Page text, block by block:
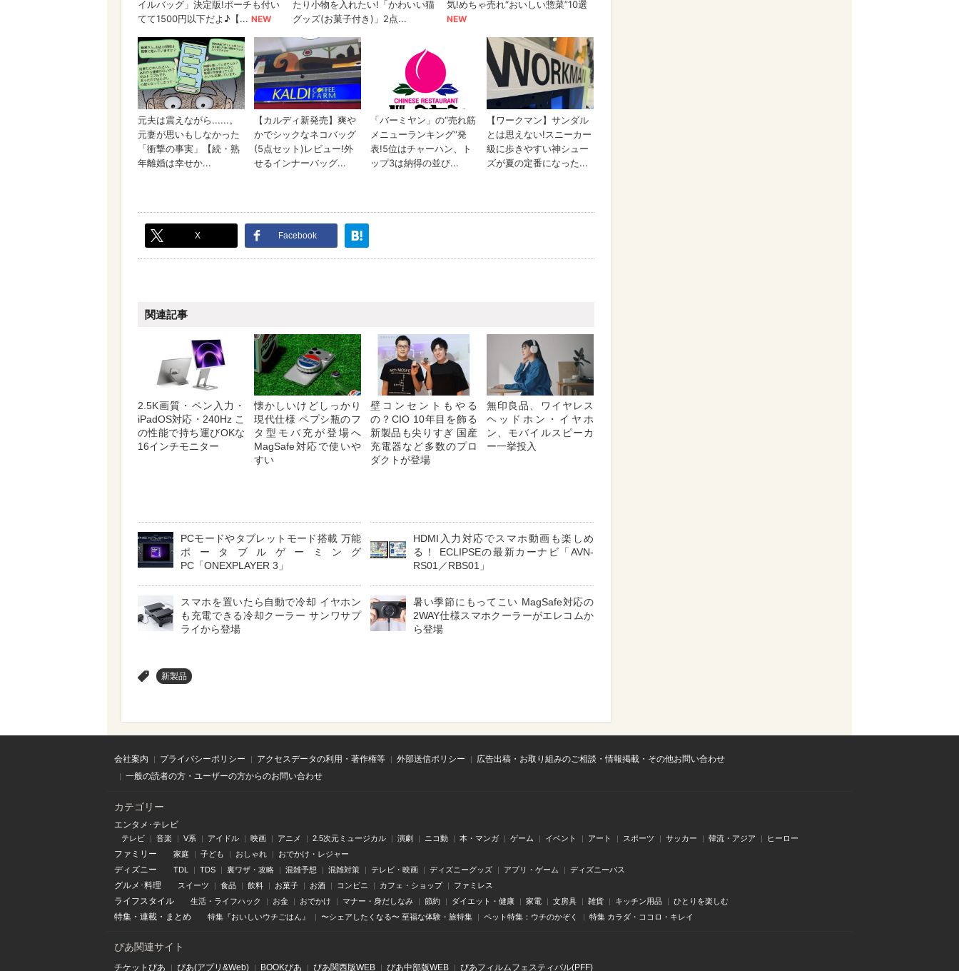
X Facebook
関連記事
2.5K画質・ペン入力・
iPadOS対応・240Hz こ
の性能で持ち運びOKな
16インチモニター
懐かしいけどしっかり
現代仕様 ペプシ瓶のフ
タ型モバ充が登場へ
MagSafe対応で使いや
すい
壁コンセントもやる
の？CIO 10年目を飾る
新製品も尖りすぎ 国産
充電器など多数のプロ
ダクトが登場
無印良品、ワイヤレス
ヘッドホン・イヤホ
ン、モバイルスピーカ
ー一挙投入
PCモードやタブレットモード搭載 万能
ポータブルゲーミング
PC「ONEXPLAYER 3」
HDMI入力対応でスマホ動画も楽しめ
る！ ECLIPSEの最新カーナビ「AVN-
RS01／RBS01」
スマホを置いたら自動で冷却 イヤホン
も充電できる冷却クーラー サンワサプ
ライから登場
暑い季節にもってこい MagSafe対応の
2WAY仕様スマホクーラーがエレコムか
ら登場
新製品
会社案内 プライバシーポリシー アクセスデータの利用・著作権等 外部送信ポリシー
広告出稿・お取り組みのご相談・情報掲載・その他お問い合わせ
一般の読者の方・ユーザーの方からのお問い合わせ
カテゴリー
エンタメ･テレビ
テレビ 音楽 V系 アイドル 映画 アニメ 2.5次元ミュージカル 演劇 ニコ動 本・マンガ ゲーム イベント アート スポーツ サッカー 韓流・アジア ヒーロー
ファミリー 家庭 子ども おしゃれ おでかけ・レジャー
ディズニー TDL TDS 裏ワザ・攻略 混雑予想 混雑対策 テレビ・映画 ディズニーグッズ アプリ・ゲーム ディズニーパス
グルメ･料理 スイーツ 食品 飲料 お菓子 お酒 コンビニ カフェ・ショップ ファミレス
ライフスタイル 生活・ライフハック お金 おでかけ マナー・身だしなみ 節約 ダイエット・健康 家電 文房具 雑貨 キッチン用品 ひとりを楽しむ
特集 ・ 連載 ・ まとめ 特集『おいしいウチごはん』 〜シェアしたくなる〜 至福な体験・旅特集 ペット特集：ウチのかぞく 特集 カラダ・ココロ・キレイ
ぴあ関連サイト
チケットぴあ ぴあ(アプリ&Web) BOOKぴあ ぴあ関⻄版WEB ぴあ中部版WEB ぴあフィルムフェスティバル(PFF)